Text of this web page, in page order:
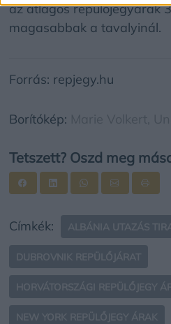
az átlagos repülőjegyárak
magasabbak a tavalyinál.
Forrás: repjegy.hu
Borítókép:
Tetszett? Oszd meg
Címkék: ALBÁNIA UTAZÁS
DUBROVNIK REPÜLŐJÁRAT
HORVÁTORSZÁGI REPÜLŐJEGY
NEW YORK REPÜLŐJEGY ÁRAK